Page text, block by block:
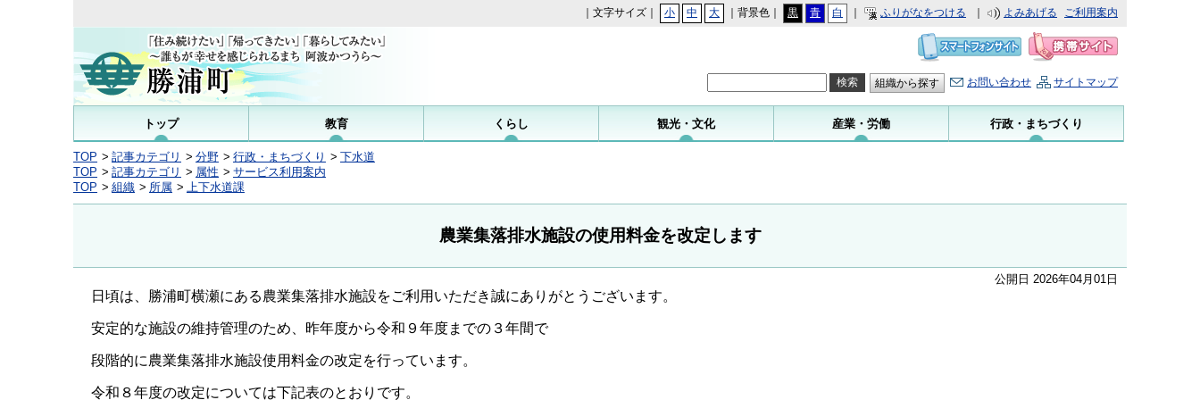
｜文字サイズ｜ 小 中 大 ｜背景色｜ 黒 青 白 ふりがなをつける よみあげる ご利用案内
組織から探す お問い合わせ サイトマップ
トップ 教育 くらし 観光・文化 産業・労働 行政・まちづくり
TOP 記事カテゴリ 分野 行政・まちづくり
下水道
TOP
記事カテゴリ 属性
サービス利用案内
TOP
組織 所属 上下水道課
農業集落排水施設の使用料金を改定します
公開日 2026年04月01日
日頃は、勝浦町横瀬にある農業集落排水施設をご利用いただき誠にありがとうございます。
安定的な施設の維持管理のため、昨年度から令和９年度までの３年間で
段階的に農業集落排水施設使用料金の改定を行っています。
令和８年度の改定については下記表のとおりです。